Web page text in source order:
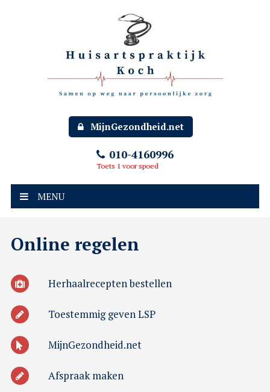
MijnGezondheid.net
010-4160996
Toets 1 voor spoed
MENU
Online regelen
Herhaalrecepten bestellen
Toestemmig geven LSP
MijnGezondheid.net
Afspraak maken